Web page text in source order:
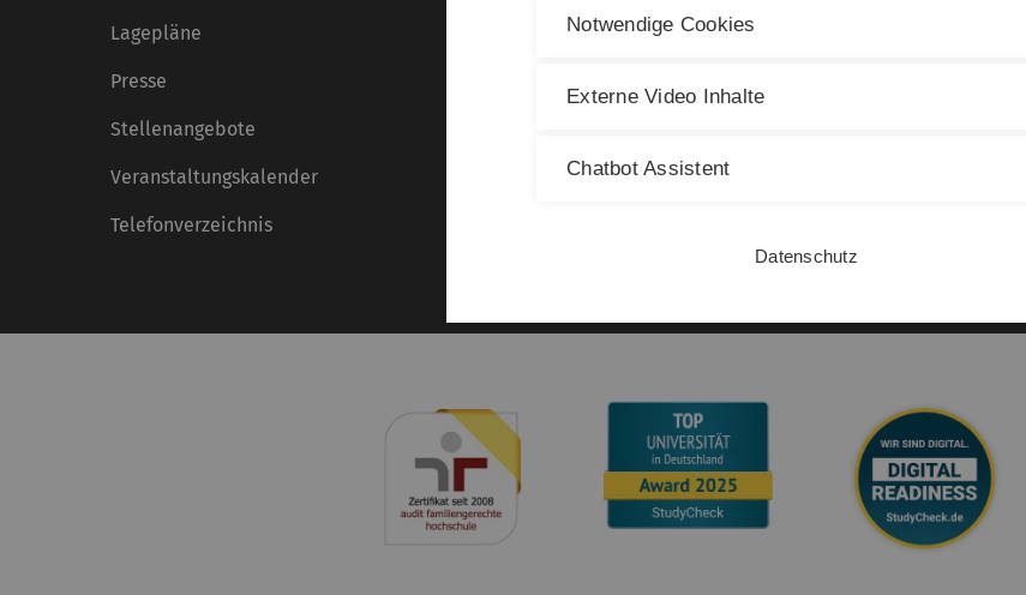
Lagepläne
Presse
Stellenangebote
Veranstaltungskalender
Telefonverzeichnis
Datenschutz
Leichte Sprache
Notwendige Cookies
Externe Video Inhalte
Chatbot Assistent
Datenschutz